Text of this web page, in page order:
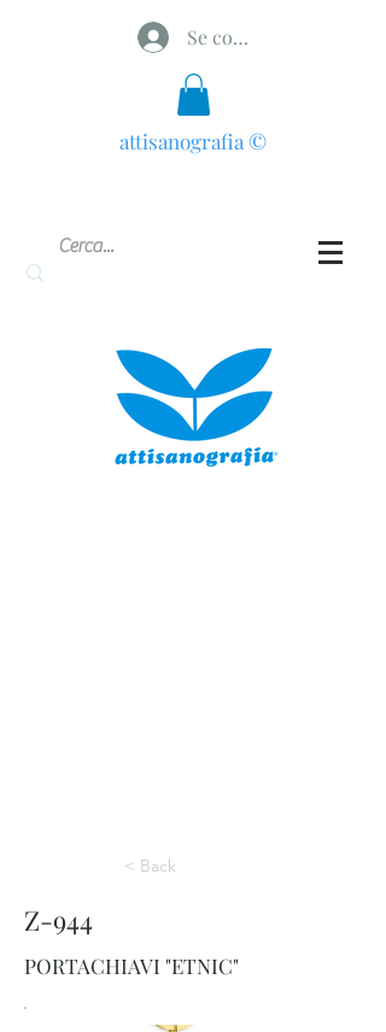
Se connecter
attisanografia ©
< Back
Z-944
PORTACHIAVI "ETNIC"